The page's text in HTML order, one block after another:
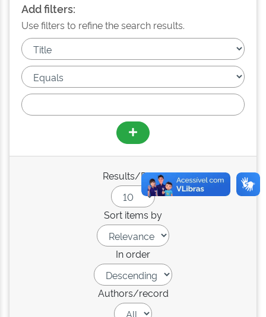
Add filters:
Use filters to refine the search results.
Results/Page
Sort items by
In order
Authors/record